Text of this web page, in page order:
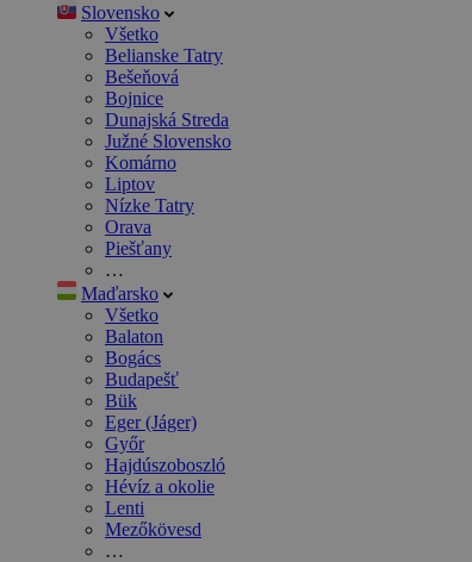
Slovensko
Všetko
Belianske Tatry
Bešeňová
Bojnice
Dunajská Streda
Južné Slovensko
Komárno
Liptov
Nízke Tatry
Orava
Piešťany
…
Maďarsko
Všetko
Balaton
Bogács
Budapešť
Bük
Eger (Jáger)
Győr
Hajdúszoboszló
Hévíz a okolie
Lenti
Mezőkövesd
…